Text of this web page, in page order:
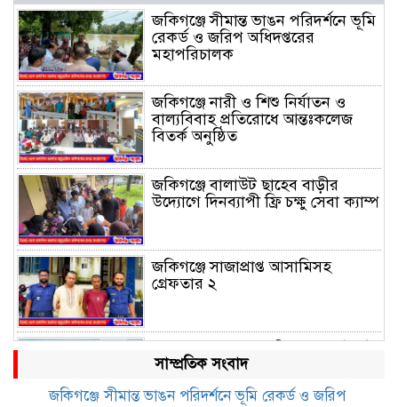
জকিগঞ্জে সীমান্ত ভাঙন পরিদর্শনে ভূমি
রেকর্ড ও জরিপ অধিদপ্তরের
মহাপরিচালক
জকিগঞ্জে নারী ও শিশু নির্যাতন ও
বাল্যবিবাহ প্রতিরোধে আন্তঃকলেজ
বিতর্ক অনুষ্ঠিত
জকিগঞ্জে বালাউট ছাহেব বাড়ীর
উদ্যোগে দিনব্যাপী ফ্রি চক্ষু সেবা ক্যাম্প
জকিগঞ্জে সাজাপ্রাপ্ত আসামিসহ
গ্রেফতার ২
রেলপথে যুক্ত হবে জকিগঞ্জ-কানাইঘাট,
শুরু হচ্ছে সম্ভাব্যতা সমীক্ষা
সাম্প্রতিক সংবাদ
জকিগঞ্জে সীমান্ত ভাঙন পরিদর্শনে ভূমি রেকর্ড ও জরিপ